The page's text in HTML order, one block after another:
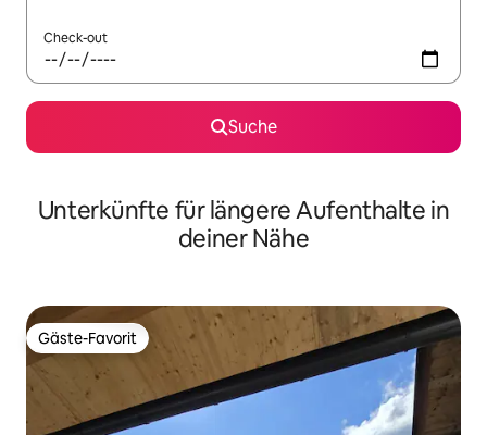
Check-out
Suche
Unterkünfte für längere Aufenthalte in
deiner Nähe
Gäste-Favorit
Gäste-Favorit